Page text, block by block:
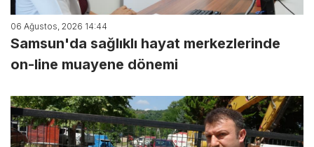
06 Ağustos, 2026 14:44
Samsun'da sağlıklı hayat merkezlerinde
on-line muayene dönemi